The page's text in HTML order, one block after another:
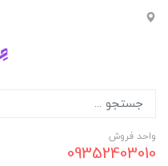
واحد فروش
09352403010